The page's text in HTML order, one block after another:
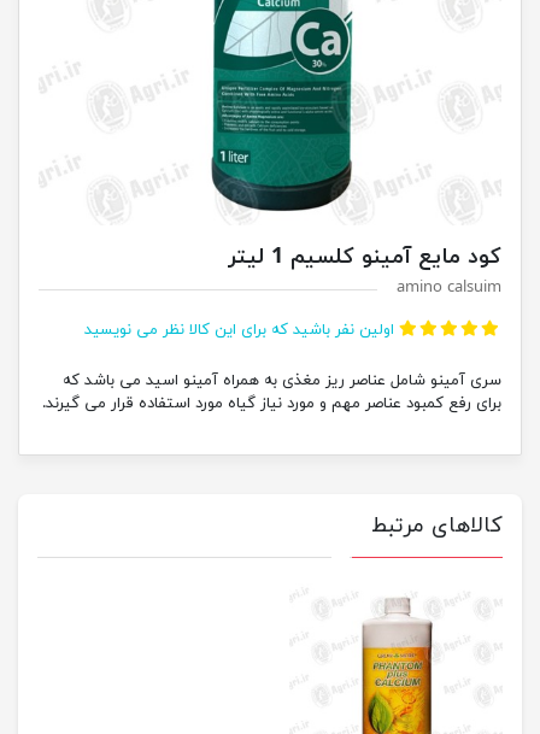
کود مایع آمینو کلسیم 1 لیتر
amino calsuim
اولین نفر باشید که برای این کالا نظر می نویسید
سری آمینو شامل عناصر ریز مغذی به همراه آمینو اسید می باشد که
برای رفع کمبود عناصر مهم و مورد نیاز گیاه مورد استفاده قرار می گیرند.
کالاهای مرتبط